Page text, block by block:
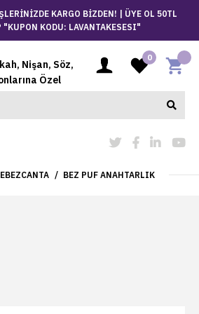
KARGO BİZDEN! | ÜYE OL 50TL
KODU: LAVANTAKESESI"
0
EBEZCANTA BEZ PUF ANAHTARLIK